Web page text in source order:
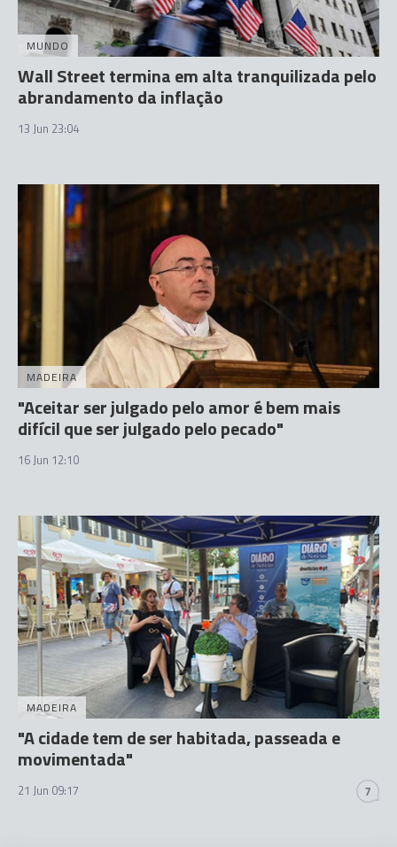
MUNDO
Wall Street termina em alta tranquilizada pelo
abrandamento da inflação
13 Jun 23:04
MADEIRA
"Aceitar ser julgado pelo amor é bem mais
difícil que ser julgado pelo pecado"
16 Jun 12:10
MADEIRA
"A cidade tem de ser habitada, passeada e
movimentada"
21 Jun 09:17 7